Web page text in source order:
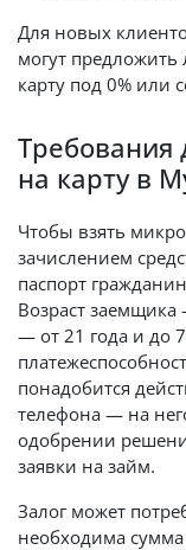
Для новых
могут
карту под 0% или
Требования
на карту в
Чтобы взять
зачислением
паспорт
Возраст
— от 21 года и до
понадобится
телефона — на
одобрении
заявки на займ.
Залог может
необходима